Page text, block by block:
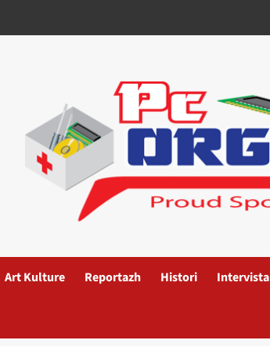
Art Kulture Reportazh Histori Intervista